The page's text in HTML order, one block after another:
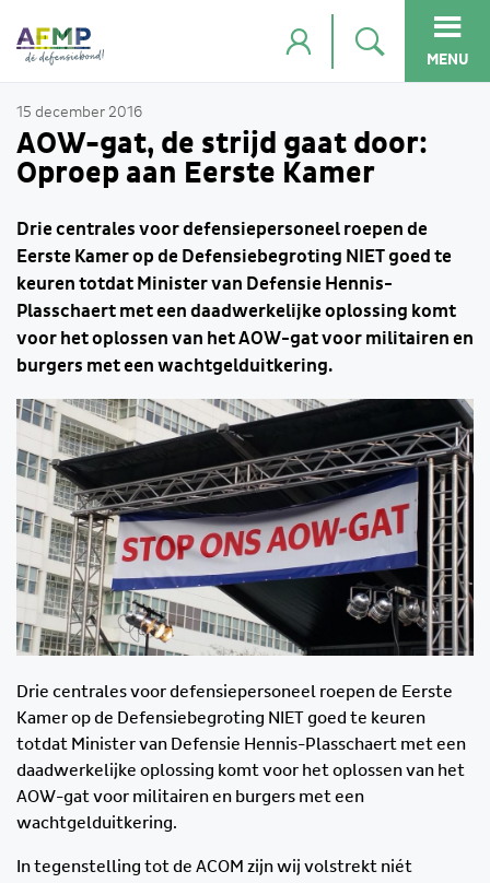
MENU
15 december 2016
AOW-gat, de strijd gaat door:
Oproep aan Eerste Kamer
Drie centrales voor defensiepersoneel roepen de
Eerste Kamer op de Defensiebegroting NIET goed te
keuren totdat Minister van Defensie Hennis-
Plasschaert met een daadwerkelijke oplossing komt
voor het oplossen van het AOW-gat voor militairen en
burgers met een wachtgelduitkering.
Drie centrales voor defensiepersoneel roepen de Eerste
Kamer op de Defensiebegroting NIET goed te keuren
totdat Minister van Defensie Hennis-Plasschaert met een
daadwerkelijke oplossing komt voor het oplossen van het
AOW-gat voor militairen en burgers met een
wachtgelduitkering.
In tegenstelling tot de ACOM zijn wij volstrekt niét